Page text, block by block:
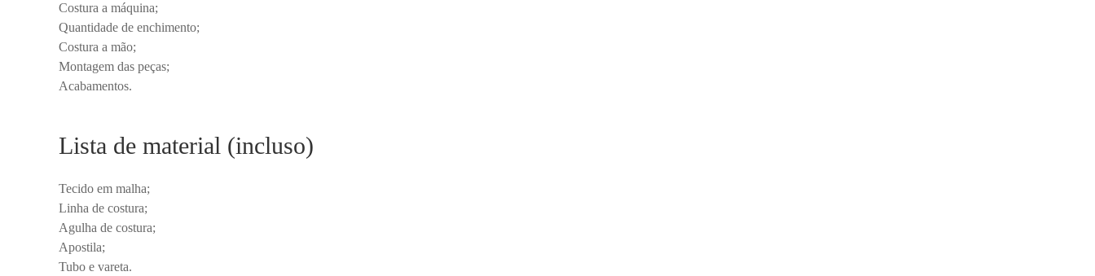
Costura a máquina;
Quantidade de enchimento;
Costura a mão;
Montagem das peças;
Acabamentos.
Lista de material (incluso)
Tecido em malha;
Linha de costura;
Agulha de costura;
Apostila;
Tubo e vareta.